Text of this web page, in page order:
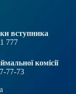
вступника
777
комісії
77-73